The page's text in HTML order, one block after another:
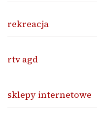
rekreacja
rtv agd
sklepy internetowe